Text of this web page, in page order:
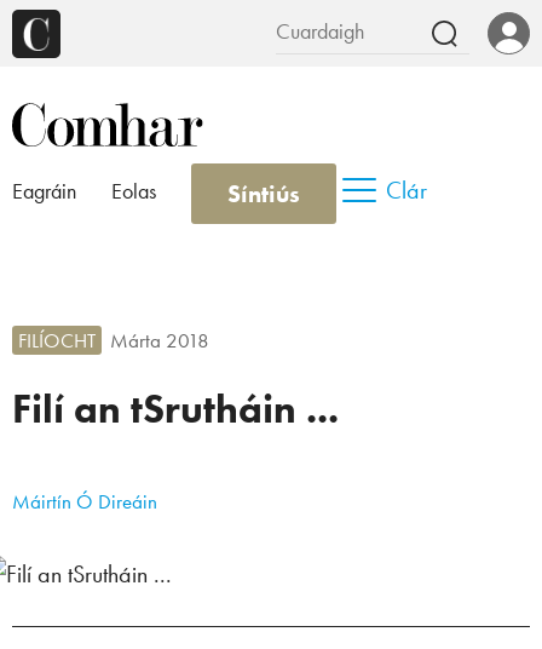
Eagráin Eolas Síntiús Clár
Filí an tSrutháin ...
FILÍOCHT Márta 2018
Máirtín Ó Direáin